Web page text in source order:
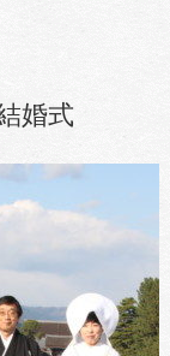
婚式